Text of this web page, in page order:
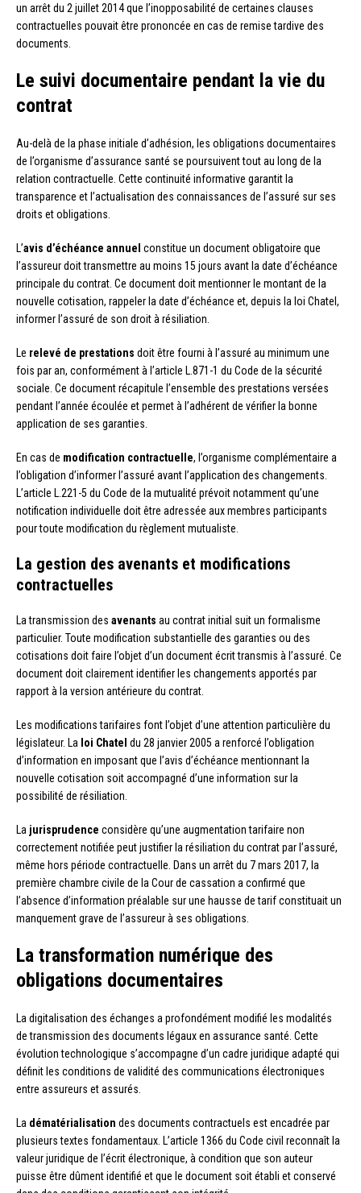
un arrêt du 2 juillet 2014 que l’inopposabilité de certaines clauses
contractuelles pouvait être prononcée en cas de remise tardive des
documents.
Le suivi documentaire pendant la vie du
contrat
Au-delà de la phase initiale d’adhésion, les obligations documentaires
de l’organisme d’assurance santé se poursuivent tout au long de la
relation contractuelle. Cette continuité informative garantit la
transparence et l’actualisation des connaissances de l’assuré sur ses
droits et obligations.
L’avis d’échéance annuel constitue un document obligatoire que
l’assureur doit transmettre au moins 15 jours avant la date d’échéance
principale du contrat. Ce document doit mentionner le montant de la
nouvelle cotisation, rappeler la date d’échéance et, depuis la loi Chatel,
informer l’assuré de son droit à résiliation.
Le relevé de prestations doit être fourni à l’assuré au minimum une
fois par an, conformément à l’article L.871-1 du Code de la sécurité
sociale. Ce document récapitule l’ensemble des prestations versées
pendant l’année écoulée et permet à l’adhérent de vérifier la bonne
application de ses garanties.
En cas de modification contractuelle, l’organisme complémentaire a
l’obligation d’informer l’assuré avant l’application des changements.
L’article L.221-5 du Code de la mutualité prévoit notamment qu’une
notification individuelle doit être adressée aux membres participants
pour toute modification du règlement mutualiste.
La gestion des avenants et modifications
contractuelles
La transmission des avenants au contrat initial suit un formalisme
particulier. Toute modification substantielle des garanties ou des
cotisations doit faire l’objet d’un document écrit transmis à l’assuré. Ce
document doit clairement identifier les changements apportés par
rapport à la version antérieure du contrat.
Les modifications tarifaires font l’objet d’une attention particulière du
législateur. La loi Chatel du 28 janvier 2005 a renforcé l’obligation
d’information en imposant que l’avis d’échéance mentionnant la
nouvelle cotisation soit accompagné d’une information sur la
possibilité de résiliation.
La jurisprudence considère qu’une augmentation tarifaire non
correctement notifiée peut justifier la résiliation du contrat par l’assuré,
même hors période contractuelle. Dans un arrêt du 7 mars 2017, la
première chambre civile de la Cour de cassation a confirmé que
l’absence d’information préalable sur une hausse de tarif constituait un
manquement grave de l’assureur à ses obligations.
La transformation numérique des
obligations documentaires
La digitalisation des échanges a profondément modifié les modalités
de transmission des documents légaux en assurance santé. Cette
évolution technologique s’accompagne d’un cadre juridique adapté qui
définit les conditions de validité des communications électroniques
entre assureurs et assurés.
La dématérialisation des documents contractuels est encadrée par
plusieurs textes fondamentaux. L’article 1366 du Code civil reconnaît la
valeur juridique de l’écrit électronique, à condition que son auteur
puisse être dûment identifié et que le document soit établi et conservé